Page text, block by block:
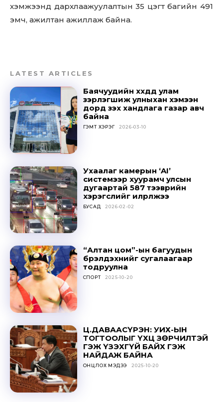
Don't miss
out!
хэмжээнд дархлаажуулалтын 35 цэгт багийн 491
эмч, ажилтан ажиллаж байна.
LATEST ARTICLES
Баячуудийн хүүхдүүд улам
зэрлэгшиж улныхан хэмээн
дорд үзэх хандлага газар авч
байна
ГЭМТ ХЭРЭГ 2026-03-10
Ухаалаг камерын ‘AI’
системээр хуурамч улсын
дугаартай 587 тээврийн
хэрэгслийг илрүүлжээ
БУСАД 2026-02-02
“Алтан цом”-ын багуудын
бүрэлдэхүүнийг сугалаагаар
тодруулна
СПОРТ 2025-10-20
Ц.ДАВААСҮРЭН: УИХ-ЫН
ТОГТООЛЫГ ҮХЦ ЗӨРЧИЛТЭЙ
ГЭЖ ҮЗЭХГҮЙ БАЙХ ГЭЖ
НАЙДАЖ БАЙНА
ОНЦЛОХ МЭДЭЭ 2025-10-20